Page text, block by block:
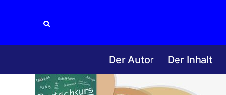
Suche
Der Autor Der Inhalt